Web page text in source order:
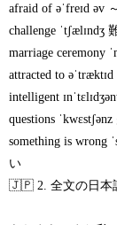
afraid of əˈfreɪd əv
challenge ˈtʃælɪndʒ
marriage ceremony
attracted to
intelligent
questions
something is wrong
い
🇯🇵 2. 全文の日本